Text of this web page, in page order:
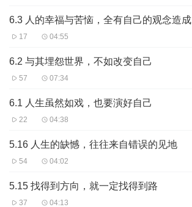
6.3 人的幸福与苦恼，全有自己的观念造成
17 04:55
6.2 与其埋怨世界，不如改变自己
57 07:34
6.1 人生虽然如戏，也要演好自己
22 04:38
5.16 人生的缺憾，往往来自错误的见地
54 04:02
5.15 找得到方向，就一定找得到路
37 04:13